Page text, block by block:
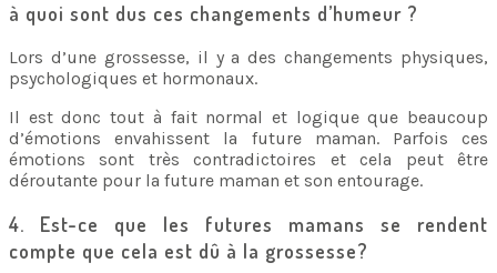
à quoi sont dus ces changements d’humeur ?
Lors d’une grossesse, il y a des changements physiques,
psychologiques et hormonaux.
Il est donc tout à fait normal et logique que beaucoup
d’émotions envahissent la future maman. Parfois ces
émotions sont très contradictoires et cela peut être
déroutante pour la future maman et son entourage.
4. Est-ce que les futures mamans se rendent
compte que cela est dû à la grossesse?